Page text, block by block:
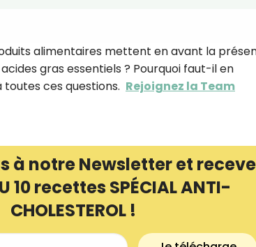
alimentaires mettent en avant la
gras essentiels ? Pourquoi faut-il en
toutes ces questions. Rejoignez la Team
à notre Newsletter et
10 recettes SPÉCIAL ANTI-
CHOLESTEROL !